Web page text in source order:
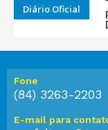
Diário Oficial
Fone
(84) 3263-2203
E-mail para